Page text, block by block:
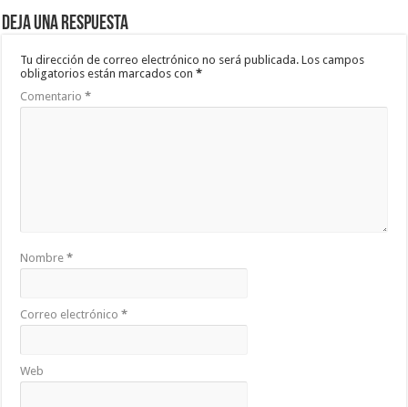
Deja una respuesta
Tu dirección de correo electrónico no será publicada. Los campos
obligatorios están marcados con*
Comentario*
Nombre*
Correo electrónico*
Web